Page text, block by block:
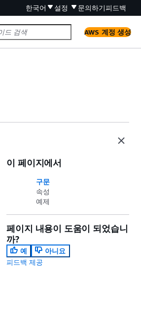
한국어 설정 문의하기피드백
AWS 계정 생성
이 페이지에서
구문
속성
예제
페이지 내용이 도움이 되었습니
까?
예
아니요
피드백 제공